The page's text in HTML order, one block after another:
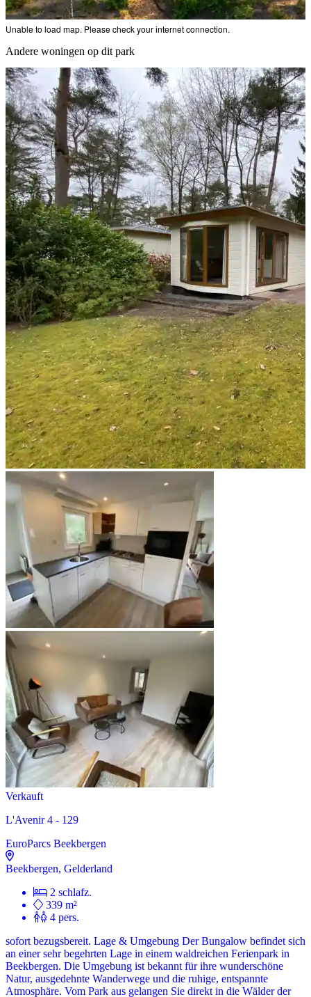
Unable to load map. Please check your internet connection.
Andere woningen op dit park
Verkauft
L'Avenir 4 - 129
EuroParcs Beekbergen
Beekbergen, Gelderland
2 schlafz.
339 m²
4 pers.
sofort bezugsbereit. Lage & Umgebung Der Bungalow befindet sich
an einer sehr begehrten Lage in einem waldreichen Ferienpark in
Beekbergen. Die Umgebung ist bekannt für ihre wunderschöne
Natur, ausgedehnte Wanderwege und die ruhige, entspannte
Atmosphäre. Vom Park aus gelangen Sie direkt in die Wälder der